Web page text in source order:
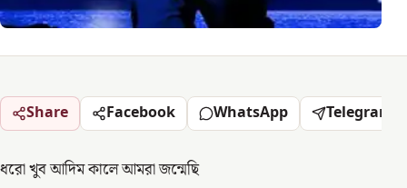
Share Facebook WhatsApp Telegram
ধরো খুব আদিম কালে আমরা জন্মেছি